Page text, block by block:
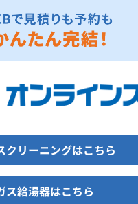
クリーニングはこちら
ス給湯器はこちら